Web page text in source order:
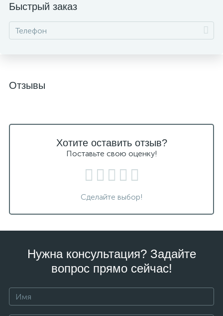
Быстрый заказ
Отзывы
Хотите оставить отзыв?
Поставьте свою оценку!
Сделайте выбор!
Нужна консультация? Задайте
вопрос прямо сейчас!